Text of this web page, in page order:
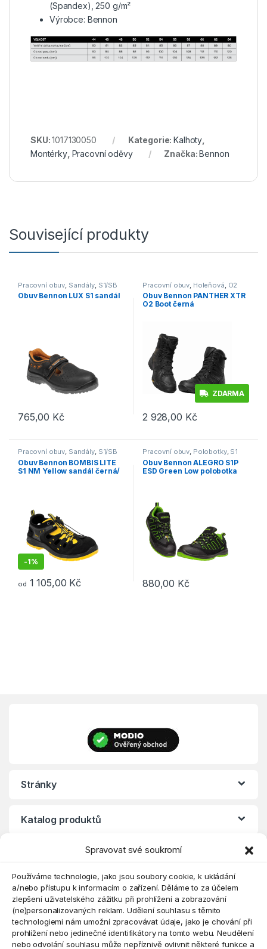
Spravovat své soukromí
Používáme technologie, jako jsou soubory cookie, k ukládání
a/nebo přístupu k informacím o zařízení. Děláme to za účelem
zlepšení uživatelského zážitku při prohlížení a zobrazování
(ne)personalizovaných reklam. Udělení souhlasu s těmito
technologiemi nám umožní zpracovávat údaje, jako je chování při
prohlížení nebo jedinečné identifikátory na tomto webu. Neudělení
nebo odvolání souhlasu může nepříznivě ovlivnit některé funkce a
(Spandex), 250 g/m²
Výrobce: Bennon
SKU:1017130050 Kategorie:Kalhoty
Montérky, Pracovní oděvy Značka:Bennon
Související produkty
Pracovní obuv Sandály, S1/SB
Obuv Bennon LUX S1 sandál
765,00 Kč
Tento produkt má více variant. Možnosti lze vybrat na stránce
Pracovní obuv Holeňová O2
Obuv Bennon PANTHER XTR
O2 Boot černá
ZDARMA
2 928,00 Kč
Tento produkt má více
Pracovní obuv, Sandály, S1/SB
Obuv Bennon BOMBIS LITE
S1 NM Yellow sandál černá/
-1%
od 1 105,00 Kč
Pracovní obuv, Polobotky, S1
Obuv Bennon ALEGRO S1P
ESD Green Low polobotka
880,00 Kč
Stránky
Katalog produktů